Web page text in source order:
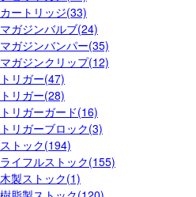
カートリッジ(33)
マガジンバルブ(24)
マガジンバンパー(35)
マガジンクリップ(12)
トリガー(47)
トリガー(28)
トリガーガード(16)
トリガーブロック(3)
ストック(194)
ライフルストック(155)
木製ストック(1)